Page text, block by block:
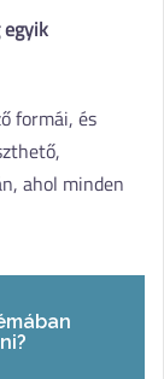
formái, és
ahol minden